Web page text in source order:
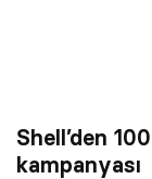
Shell’den
kampanyası